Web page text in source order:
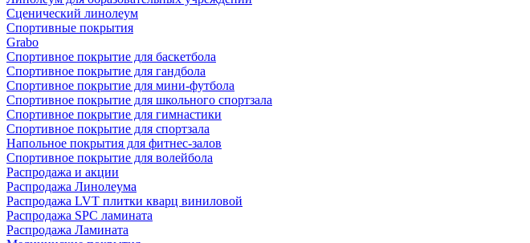
Сценический линолеум
Спортивные покрытия
Grabo
Спортивное покрытие для баскетбола
Спортивное покрытие для гандбола
Спортивное покрытие для мини-футбола
Спортивное покрытие для школьного спортзала
Спортивное покрытие для гимнастики
Спортивное покрытие для спортзала
Напольное покрытия для фитнес-залов
Спортивное покрытие для волейбола
Распродажа и акции
Распродажа Линолеума
Распродажа LVT плитки кварц виниловой
Распродажа SPC ламината
Распродажа Ламината